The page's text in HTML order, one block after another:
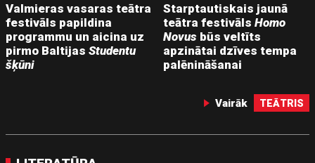
Valmieras vasaras teātra
festivāls papildina
programmu un aicina uz
pirmo BaltijasStudentu
šķūni
Starptautiskais jaunā
teātra festivālsHomo
Novus būs veltīts
apzinātai dzīves tempa
palēnināšanai
Vairāk TEĀTRIS